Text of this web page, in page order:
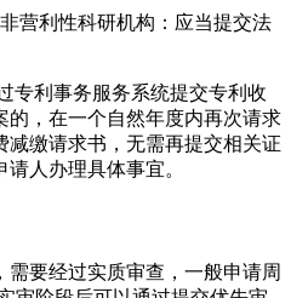
营利性科研机构：应当提交法
专利事务服务系统提交专利收
的，在一个自然年度内再次请求
缴请求书，无需再提交相关证
人办理具体事宜。
要经过实质审查，一般申请周